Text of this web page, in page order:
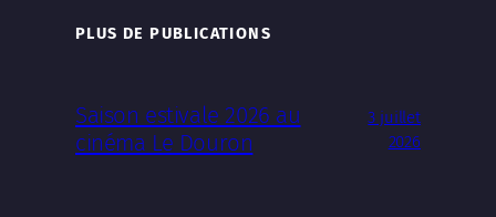
PLUS DE PUBLICATIONS
Saison estivale 2026 au
cinéma Le Douron
3 juillet
2026